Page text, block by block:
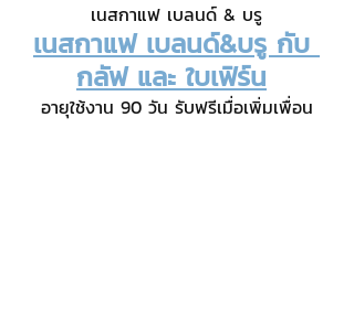
เนสกาแฟ เบลนด์ & บรู
เนสกาแฟ เบลนด์&บรู กับ
กลัฟ และ ใบเฟิร์น
อายุใช้งาน 90 วัน รับฟรีเมื่อเพิ่มเพื่อน